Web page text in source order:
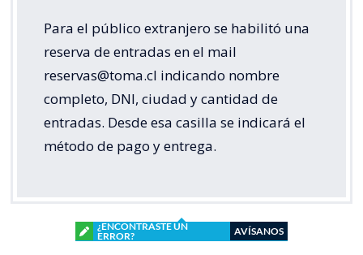
Para el público extranjero se habilitó una
reserva de entradas en el mail
reservas@toma.cl indicando nombre
completo, DNI, ciudad y cantidad de
entradas. Desde esa casilla se indicará el
método de pago y entrega.
¿ENCONTRASTE UN
ERROR?
AVÍSANOS